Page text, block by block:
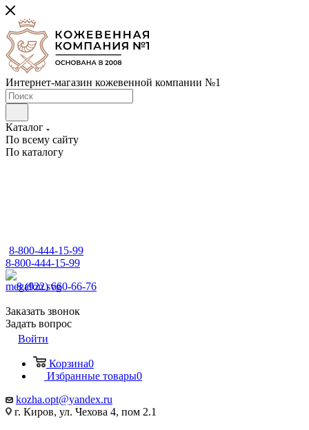
Интернет-магазин кожевенной компании №1
Каталог
По всему сайту
По каталогу
8-800-444-15-99
8-800-444-15-99
8 (922) 660-66-76
Заказать звонок
Задать вопрос
Войти
Корзина0
Избранные товары0
kozha.opt@yandex.ru
г. Киров, ул. Чехова 4, пом 2.1